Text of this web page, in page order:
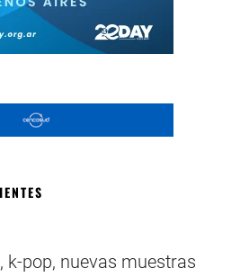
k-pop, nuevas muestras